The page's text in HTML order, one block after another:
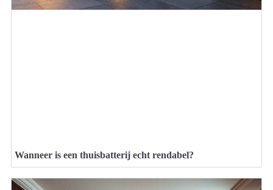
Wanneer is een thuisbatterij echt rendabel?